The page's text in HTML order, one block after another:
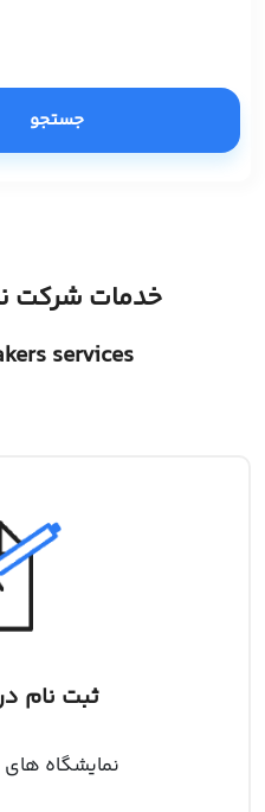
جستجو
خدمات شرکت
services
ثبت نام
نمایشگاه